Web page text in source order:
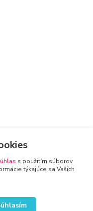
s použitím súborov
týkajúce sa Vašich